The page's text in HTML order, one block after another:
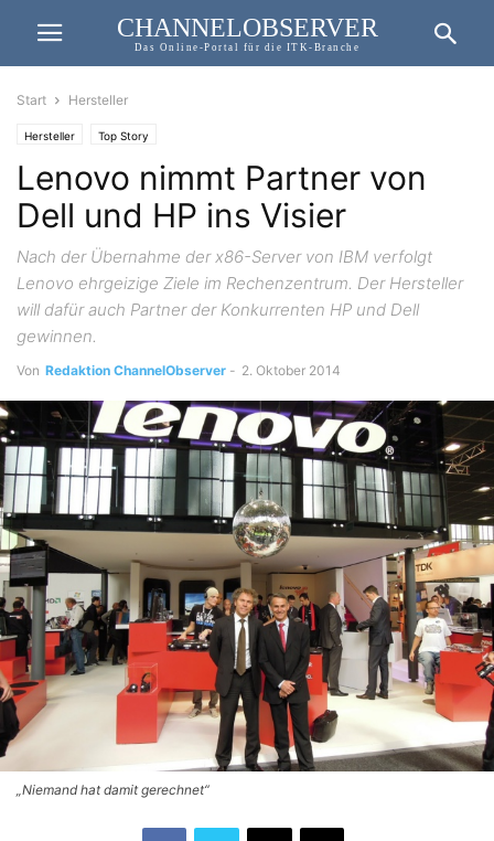
CHANNELOBSERVER
Das Online-Portal für die ITK-Branche
Start Hersteller
Hersteller Top Story
Lenovo nimmt Partner von
Dell und HP ins Visier
Nach der Übernahme der x86-Server von IBM verfolgt
Lenovo ehrgeizige Ziele im Rechenzentrum. Der Hersteller
will dafür auch Partner der Konkurrenten HP und Dell
gewinnen.
Von Redaktion ChannelObserver - 2. Oktober 2014
„Niemand hat damit gerechnet“